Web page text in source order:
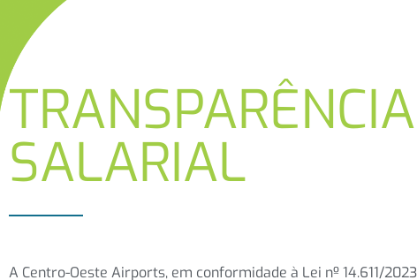
TRANSPARÊNCIA
SALARIAL
A Centro-Oeste Airports, em conformidade à Lei nº 14.611/